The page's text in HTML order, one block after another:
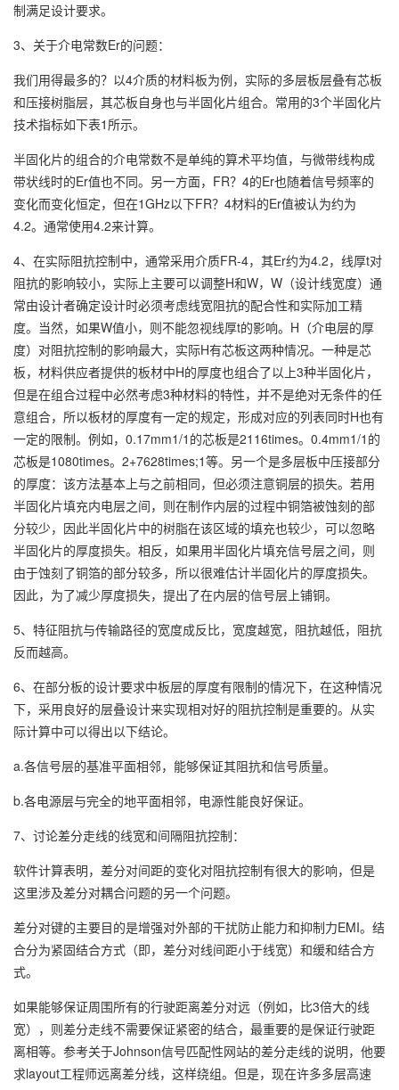
制满足设计要求。
3、关于介电常数Er的问题：
我们用得最多的？以4介质的材料板为例，实际的多层板层叠有芯板
和压接树脂层，其芯板自身也与半固化片组合。常用的3个半固化片
技术指标如下表1所示。
半固化片的组合的介电常数不是单纯的算术平均值，与微带线构成
带状线时的Er值也不同。另一方面，FR？4的Er也随着信号频率的
变化而变化恒定，但在1GHz以下FR？4材料的Er值被认为约为
4.2。通常使用4.2来计算。
4、在实际阻抗控制中，通常采用介质FR-4，其Er约为4.2，线厚t对
阻抗的影响较小，实际上主要可以调整H和W，W（设计线宽度）通
常由设计者确定设计时必须考虑线宽阻抗的配合性和实际加工精
度。当然，如果W值小，则不能忽视线厚t的影响。H（介电层的厚
度）对阻抗控制的影响最大，实际H有芯板这两种情况。一种是芯
板，材料供应者提供的板材中H的厚度也组合了以上3种半固化片，
但是在组合过程中必然考虑3种材料的特性，并不是绝对无条件的任
意组合，所以板材的厚度有一定的规定，形成对应的列表同时H也有
一定的限制。例如，0.17mm1/1的芯板是2116times。0.4mm1/1的
芯板是1080times。2+7628times;1等。另一个是多层板中压接部分
的厚度：该方法基本上与之前相同，但必须注意铜层的损失。若用
半固化片填充内电层之间，则在制作内层的过程中铜箔被蚀刻的部
分较少，因此半固化片中的树脂在该区域的填充也较少，可以忽略
半固化片的厚度损失。相反，如果用半固化片填充信号层之间，则
由于蚀刻了铜箔的部分较多，所以很难估计半固化片的厚度损失。
因此，为了减少厚度损失，提出了在内层的信号层上铺铜。
5、特征阻抗与传输路径的宽度成反比，宽度越宽，阻抗越低，阻抗
反而越高。
6、在部分板的设计要求中板层的厚度有限制的情况下，在这种情况
下，采用良好的层叠设计来实现相对好的阻抗控制是重要的。从实
际计算中可以得出以下结论。
a.各信号层的基准平面相邻，能够保证其阻抗和信号质量。
b.各电源层与完全的地平面相邻，电源性能良好保证。
7、讨论差分走线的线宽和间隔阻抗控制：
软件计算表明，差分对间距的变化对阻抗控制有很大的影响，但是
这里涉及差分对耦合问题的另一个问题。
差分对键的主要目的是增强对外部的干扰防止能力和抑制力EMI。结
合分为紧固结合方式（即，差分对线间距小于线宽）和缓和结合方
式。
如果能够保证周围所有的行驶距离差分对远（例如，比3倍大的线
宽），则差分走线不需要保证紧密的结合，最重要的是保证行驶距
离相等。参考关于Johnson信号匹配性网站的差分走线的说明，他要
求layout工程师远离差分线，这样绕组。但是，现在许多多层高速